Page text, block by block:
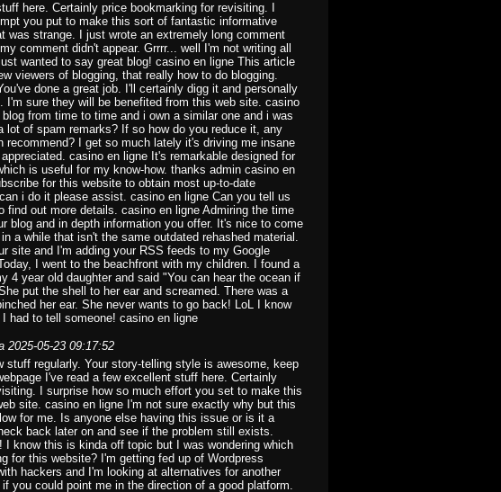
here. Certainly price bookmarking for revisiting. I
you put to make this sort of fantastic informative
was strange. I just wrote an extremely long comment
comment didn't appear. Grrrr... well I'm not writing all
wanted to say great blog! casino en ligne This article
viewers of blogging, that really how to do blogging.
done a great job. I'll certainly digg it and personally
I'm sure they will be benefited from this web site. casino
from time to time and i own a similar one and i was
lot of spam remarks? If so how do you reduce it, any
recommend? I get so much lately it's driving me insane
casino en ligne It's remarkable designed for
is useful for my know-how. thanks admin casino en
for this website to obtain most up-to-date
i do it please assist. casino en ligne Can you tell us
find out more details. casino en ligne Admiring the time
blog and in depth information you offer. It's nice to come
a while that isn't the same outdated rehashed material.
site and I'm adding your RSS feeds to my Google
I went to the beachfront with my children. I found a
4 year old daughter and said "You can hear the ocean if
put the shell to her ear and screamed. There was a
her ear. She never wants to go back! LoL I know
had to tell someone! casino en ligne
2025-05-23 09:17:52
stuff regularly. Your story-telling style is awesome, keep
I've read a few excellent stuff here. Certainly
I surprise how so much effort you set to make this
site. casino en ligne I'm not sure exactly why but this
for me. Is anyone else having this issue or is it a
back later on and see if the problem still exists.
I know this is kinda off topic but I was wondering which
for this website? I'm getting fed up of Wordpress
hackers and I'm looking at alternatives for another
you could point me in the direction of a good platform.